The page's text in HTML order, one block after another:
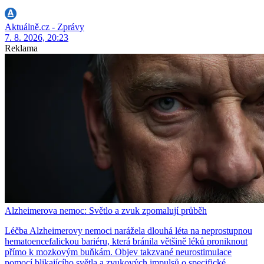
Aktuálně.cz - Zprávy
7. 8. 2026, 20:23
Reklama
Alzheimerova nemoc: Světlo a zvuk zpomalují průběh
Léčba Alzheimerovy nemoci narážela dlouhá léta na neprostupnou
hematoencefalickou bariéru, která bránila většině léků proniknout
přímo k mozkovým buňkám. Objev takzvané neurostimulace